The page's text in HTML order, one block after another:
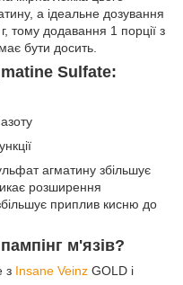
а ідеальне дозування
тому додавання 1 порції з
бути досить.
Sulfate:
агматину збільшує
розширення
приплив кисню до
м'язів?
з Insane Veinz GOLD і